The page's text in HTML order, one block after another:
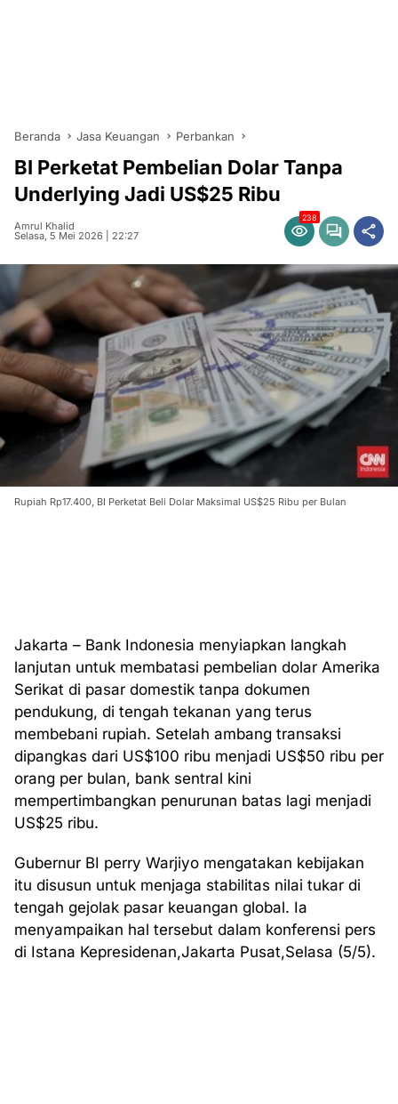
Beranda Jasa Keuangan Perbankan
BI Perketat Pembelian Dolar Tanpa
Underlying Jadi US$25 Ribu
Amrul Khalid
Selasa, 5 Mei 2026 | 22:27
238
Rupiah Rp17.400, BI Perketat Beli Dolar Maksimal US$25 Ribu per Bulan
Jakarta – Bank Indonesia menyiapkan langkah
lanjutan untuk membatasi pembelian dolar Amerika
Serikat di pasar domestik tanpa dokumen
pendukung, di tengah tekanan yang terus
membebani rupiah. Setelah ambang transaksi
dipangkas dari US$100 ribu menjadi US$50 ribu per
orang per bulan, bank sentral kini
mempertimbangkan penurunan batas lagi menjadi
US$25 ribu.
Gubernur BI perry Warjiyo mengatakan kebijakan
itu disusun untuk menjaga stabilitas nilai tukar di
tengah gejolak pasar keuangan global. Ia
menyampaikan hal tersebut dalam konferensi pers
di Istana Kepresidenan,Jakarta Pusat,Selasa (5/5).